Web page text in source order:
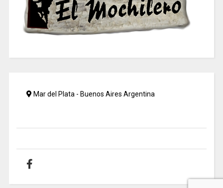
Mar del Plata - Buenos Aires Argentina